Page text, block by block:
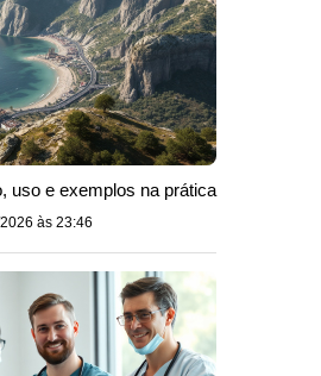
uso e exemplos na prática
às 23:46